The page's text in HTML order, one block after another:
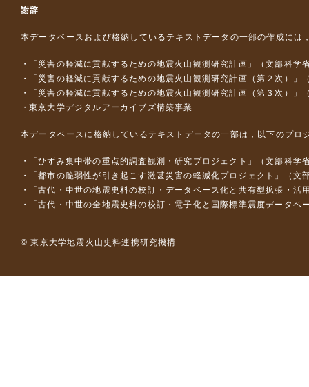
謝辞
本データベースおよび格納しているテキストデータの一部の作成には
「災害の軽減に貢献するための地震火山観測研究計画」（文部科学
「災害の軽減に貢献するための地震火山観測研究計画（第２次）」
「災害の軽減に貢献するための地震火山観測研究計画（第３次）」
東京大学デジタルアーカイブズ構築事業
本データベースに格納しているテキストデータの一部は，以下のプロ
「ひずみ集中帯の重点的調査観測・研究プロジェクト」（文部科
「都市の脆弱性が引き起こす激甚災害の軽減化プロジェクト」（
「古代・中世の地震史料の校訂・データベース化と共有型拡張・
「古代・中世の全地震史料の校訂・電子化と国際標準震度データ
© 東京大学地震火山史料連携研究機構